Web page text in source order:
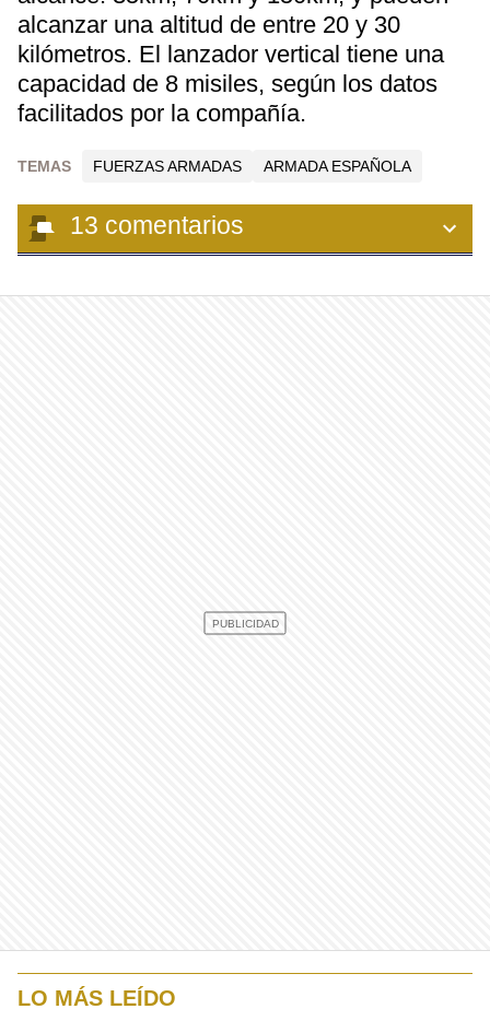
alcanzar una altitud de entre 20 y 30
kilómetros. El lanzador vertical tiene una
capacidad de 8 misiles, según los datos
facilitados por la compañía.
TEMAS FUERZAS ARMADAS ARMADA ESPAÑOLA
13 comentarios
LO MÁS LEÍDO